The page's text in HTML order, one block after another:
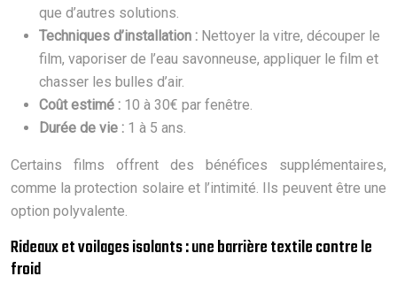
que d’autres solutions.
Techniques d’installation : Nettoyer la vitre, découper le
film, vaporiser de l’eau savonneuse, appliquer le film et
chasser les bulles d’air.
Coût estimé : 10 à 30€ par fenêtre.
Durée de vie : 1 à 5 ans.
Certains films offrent des bénéfices supplémentaires,
comme la protection solaire et l’intimité. Ils peuvent être une
option polyvalente.
Rideaux et voilages isolants : une barrière textile contre le
froid